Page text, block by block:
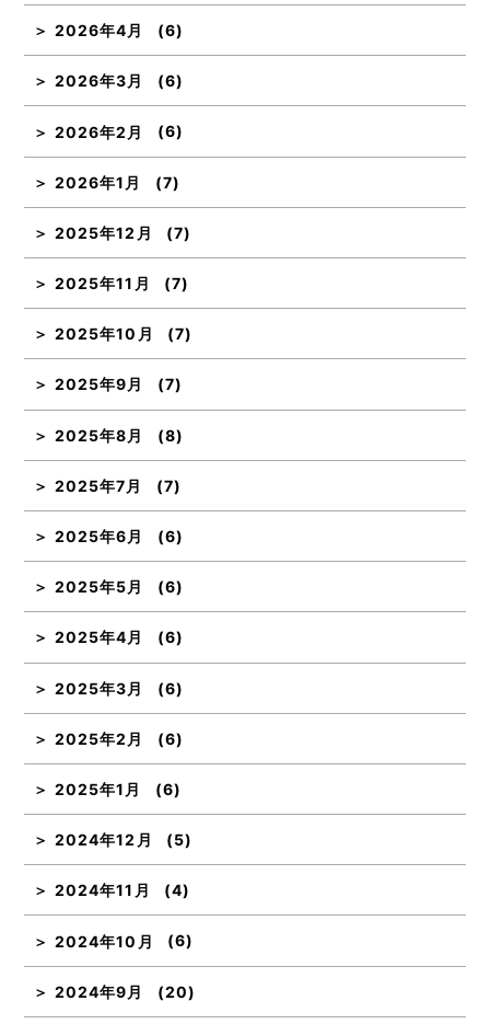
2026年4月 (6)
2026年3月 (6)
2026年2月 (6)
2026年1月 (7)
2025年12月 (7)
2025年11月 (7)
2025年10月 (7)
2025年9月 (7)
2025年8月 (8)
2025年7月 (7)
2025年6月 (6)
2025年5月 (6)
2025年4月 (6)
2025年3月 (6)
2025年2月 (6)
2025年1月 (6)
2024年12月 (5)
2024年11月 (4)
2024年10月 (6)
2024年9月 (20)